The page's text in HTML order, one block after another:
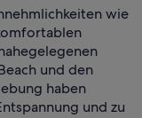
wie
und den
haben
und zu